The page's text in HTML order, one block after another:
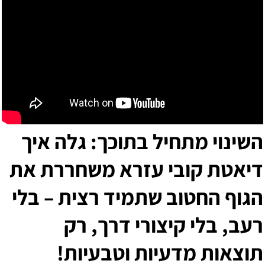
השינוי מתחיל בתוכך: גלה איך
דיאטת קובי עזראמשחררת את
הגוף החטוב שתמיד רצית – בלי
רעב, בלי קיצורי דרך, רק
תוצאות מדעיות וטבעיות!